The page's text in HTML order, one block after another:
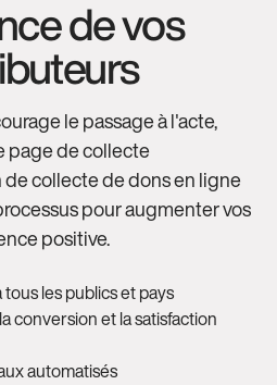
de vos
le passage à l'acte,
page de collecte
collecte de dons en ligne
pour augmenter vos
positive.
les publics et pays
conversion et la satisfaction
automatisés